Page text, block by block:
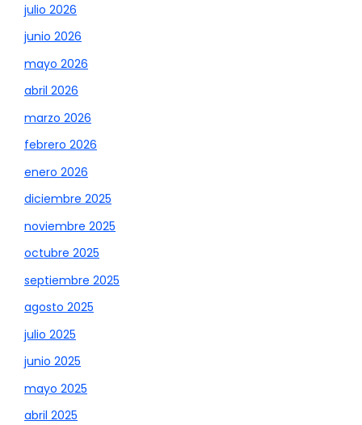
julio 2026
junio 2026
mayo 2026
abril 2026
marzo 2026
febrero 2026
enero 2026
diciembre 2025
noviembre 2025
octubre 2025
septiembre 2025
agosto 2025
julio 2025
junio 2025
mayo 2025
abril 2025